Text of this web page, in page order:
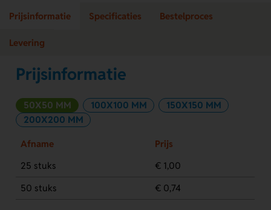
Prijsinformatie Specificaties Bestelproces
Levering
Prijsinformatie
50X50 MM 100X100 MM
150X150 MM
200X200 MM
Afname
Prijs
25 stuks
€ 1,00
50 stuks
€ 0,74